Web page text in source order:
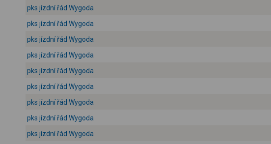
pks jízdní řád Wygoda
pks jízdní řád Wygoda
pks jízdní řád Wygoda
pks jízdní řád Wygoda
pks jízdní řád Wygoda
pks jízdní řád Wygoda
pks jízdní řád Wygoda
pks jízdní řád Wygoda
pks jízdní řád Wygoda